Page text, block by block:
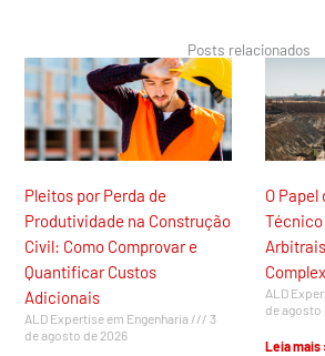
Posts relacionados
Pleitos por Perda de
Produtividade na Construção
Civil: Como Comprovar e
Quantificar Custos
Adicionais
ALD Expertise em Engenharia
3
de agosto de 2026
O
Técnico
ALD
de agosto
Leia mais